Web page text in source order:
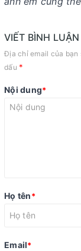
VIẾT BÌNH
Địa chỉ email của bạn
dấu *
Nội dung*
Họ tên*
Email*